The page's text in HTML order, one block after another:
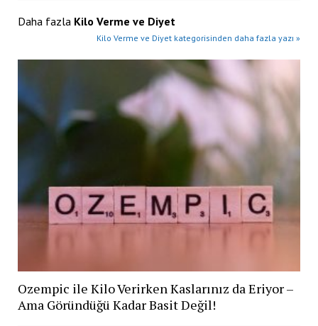
Daha fazla Kilo Verme ve Diyet
Kilo Verme ve Diyet kategorisinden daha fazla yazı »
Ozempic ile Kilo Verirken Kaslarınız da Eriyor –
Ama Göründüğü Kadar Basit Değil!